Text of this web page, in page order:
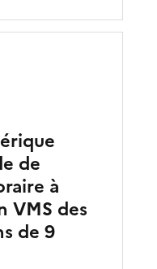
de
à
VMS des
de 9